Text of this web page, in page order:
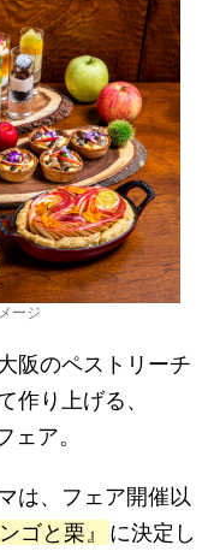
ージ
阪のペストリーチ
作り上げる、
ア。
は、フェア開催以
ゴと栗』
に決定し